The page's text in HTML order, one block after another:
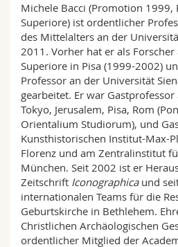
Michele Bacci (Promotion 1999,
Superiore) ist ordentlicher
des Mittelalters an der
2011. Vorher hat er als
Superiore in Pisa (1999-2002)
Professor an der Universität
gearbeitet. Er war
Tokyo, Jerusalem, Pisa, Rom
Orientalium Studiorum), und
Kunsthistorischen Institut-Max-
Florenz und am Zentralinstitut
München. Seit 2002 ist er
Zeitschrift Iconographica und
internationalen Teams für die
Geburtskirche in Bethlehem.
Christlichen Archäologischen
ordentlicher Mitglied der